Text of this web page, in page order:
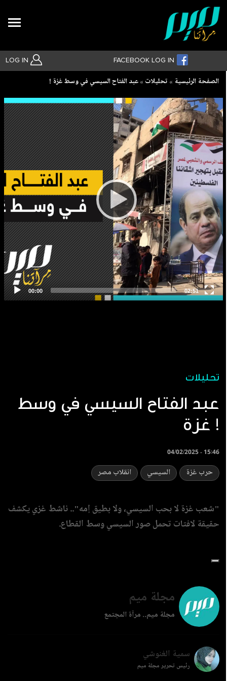
LOG IN FACEBOOK LOG IN
بحث متقدم
Breadcrumb
الصفحة الرئيسية تحليلات عبد الفتاح السيسي في وسط غزة !
تحليلات
عبد الفتاح السيسي في وسط
غزة !
04/02/2025 - 15:46
حرب غزة السيسي انقلاب مصر
"شعب غزة لا بحب السيسي، ولا بطيق إمه".. ناشط غزي يكشف
حقيقة لافتات تحمل صور السيسي وسط القطاع.
مجلة ميم
مجلة ميم.. مرآة المجتمع
سمية الغنوشي
رئيس تحرير مجلة ميم